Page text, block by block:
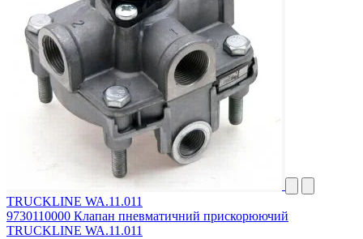
TRUCKLINE WA.11.011
9730110000 Клапан пневматичний прискорюючий
TRUCKLINE WA.11.011